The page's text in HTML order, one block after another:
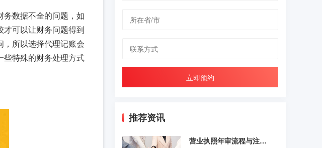
数据不全的问题，如
可以让财务问题得到
所以选择代理记账会
些特殊的财务处理方式
立即预约
推荐资讯
营业执照年审流程与注意事项